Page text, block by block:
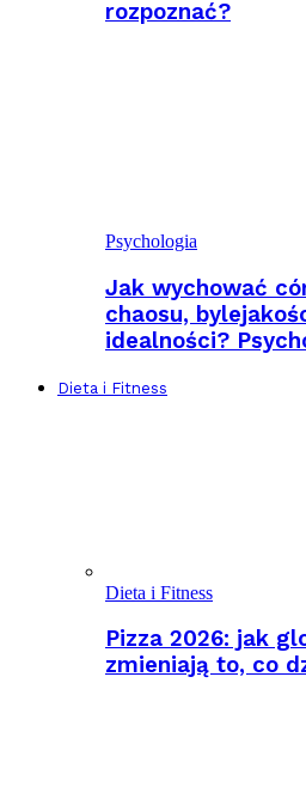
rozpoznać?
Psychologia
Jak wychować
chaosu,
idealności?
Dieta i Fitness
Dieta i Fitness
Pizza 2026: jak
zmieniają to, co